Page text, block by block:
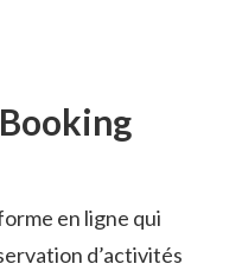
en ligne qui
d’activités